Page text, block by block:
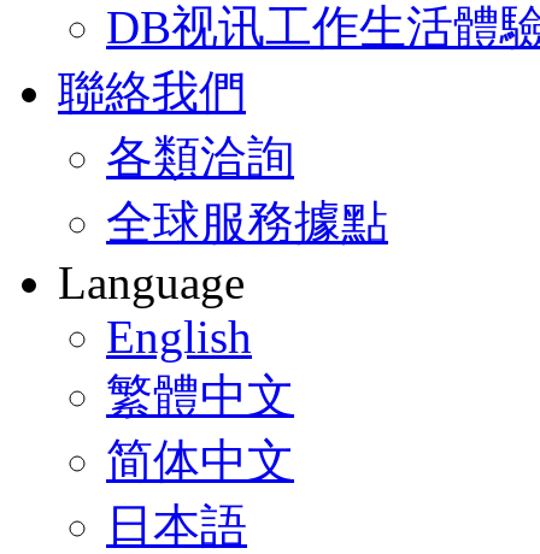
DB视讯工作生活體
聯絡我們
各類洽詢
全球服務據點
Language
English
繁體中文
简体中文
日本語